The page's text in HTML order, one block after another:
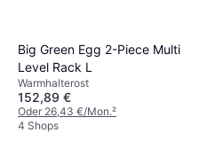
Big Green Egg 2-Piece Multi
Level Rack L
Warmhalterost
152,89 €
Oder 26,43 €/Mon.²
4 Shops